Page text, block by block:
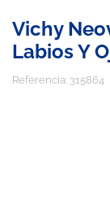
Vichy
Labios Y
Referencia: 315864